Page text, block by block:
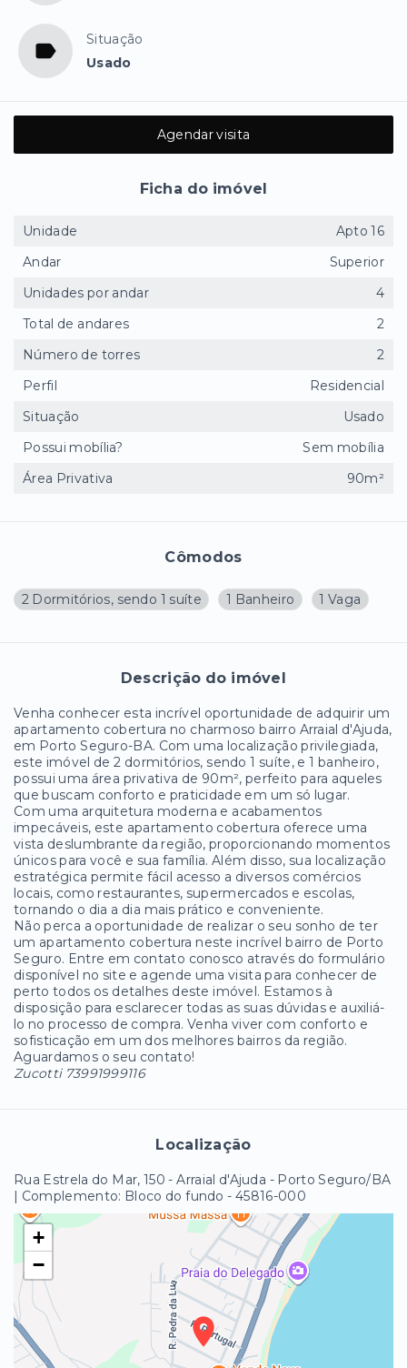
Situação
Usado
Cômodos
2 Dormitórios, sendo 1 suíte 1 Banheiro 1 Vaga
Descrição do imóvel
Venha conhecer esta incrível oportunidade de adquirir um
apartamento cobertura no charmoso bairro Arraial d'Ajuda,
em Porto Seguro-BA. Com uma localização privilegiada,
este imóvel de 2 dormitórios, sendo 1 suíte, e 1 banheiro,
possui uma área privativa de 90m², perfeito para aqueles
que buscam conforto e praticidade em um só lugar.
Com uma arquitetura moderna e acabamentos
impecáveis, este apartamento cobertura oferece uma
vista deslumbrante da região, proporcionando momentos
únicos para você e sua família. Além disso, sua localização
estratégica permite fácil acesso a diversos comércios
locais, como restaurantes, supermercados e escolas,
tornando o dia a dia mais prático e conveniente.
Não perca a oportunidade de realizar o seu sonho de ter
um apartamento cobertura neste incrível bairro de Porto
Seguro. Entre em contato conosco através do formulário
disponível no site e agende uma visita para conhecer de
perto todos os detalhes deste imóvel. Estamos à
disposição para esclarecer todas as suas dúvidas e auxiliá-
lo no processo de compra. Venha viver com conforto e
sofisticação em um dos melhores bairros da região.
Aguardamos o seu contato!
Zucotti 73991999116
Localização
Rua Estrela do Mar, 150 - Arraial d'Ajuda - Porto Seguro/BA
| Complemento: Bloco do fundo - 45816-000
+
−
Agendar visita
Ficha do imóvel
Unidade
Apto 16
Andar
Superior
Unidades por andar
4
Total de andares
2
Número de torres
2
Perfil
Residencial
Situação
Usado
Possui mobília?
Sem mobília
Área Privativa
90m²